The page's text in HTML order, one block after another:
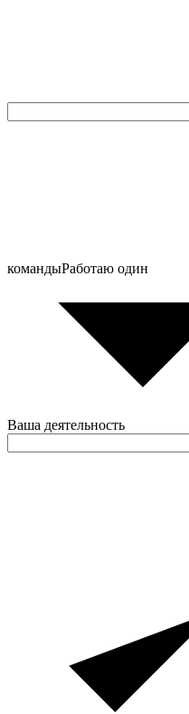
командыРаботаю один
Ваша деятельность